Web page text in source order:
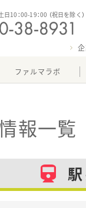
日10：00-19：00 （祝日を除く）
ファルマラボ
報一覧
駅